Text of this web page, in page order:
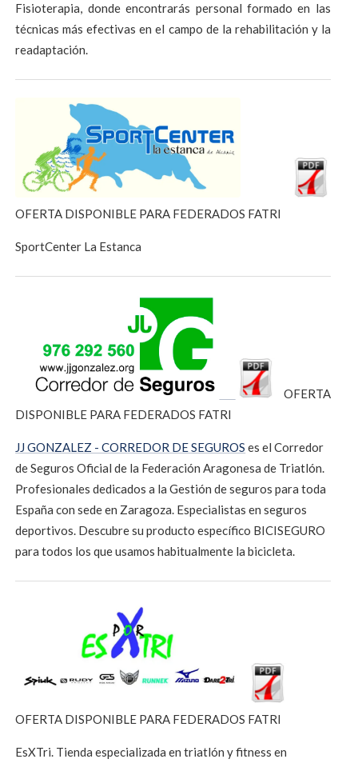
Fisioterapia, donde encontrarás personal formado en las
técnicas más efectivas en el campo de la rehabilitación y la
readaptación.
OFERTA DISPONIBLE PARA FEDERADOS FATRI
SportCenter La Estanca
OFERTA
DISPONIBLE PARA FEDERADOS FATRI
JJ GONZALEZ - CORREDOR DE SEGUROS es el Corredor
de Seguros Oficial de la Federación Aragonesa de Triatlón.
Profesionales dedicados a la Gestión de seguros para toda
España con sede en Zaragoza. Especialistas en seguros
deportivos. Descubre su producto específico BICISEGURO
para todos los que usamos habitualmente la bicicleta.
OFERTA DISPONIBLE PARA FEDERADOS FATRI
EsXTri. Tienda especializada en triatlón y fitness en